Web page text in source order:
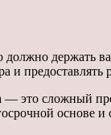
должно держать
и предоставлять
— это сложный
основе